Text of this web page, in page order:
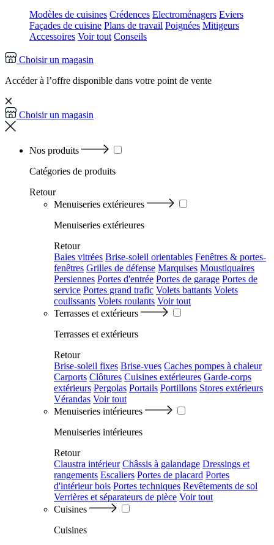
Modèles de cuisines Crédences Electroménagers Eviers
Façades de cuisine Plans de travail Poignées Mitigeurs
Accessoires Voir tout Conseils
Choisir un magasin
Accéder à l’offre disponible dans votre point de vente
Choisir un magasin
Nos produits
Catégories de produits
Retour
Menuiseries extérieures
Menuiseries extérieures
Retour
Baies vitrées Brise-soleil orientables Fenêtres & portes-
fenêtres Grilles de défense Marquises Moustiquaires
Persiennes Portes d'entrée Portes de garage Portes de
service Portes grand trafic Volets battants Volets
coulissants Volets roulants Voir tout
Terrasses et extérieurs
Terrasses et extérieurs
Retour
Brise-soleil fixes Brise-vues Caches pompes à chaleur
Carports Clôtures Cuisines extérieures Garde-corps
extérieurs Pergolas Portails Portillons Stores extérieurs
Vérandas Voir tout
Menuiseries intérieures
Menuiseries intérieures
Retour
Claustra intérieur Châssis à galandage Dressings et
rangements Escaliers Portes de placard Portes
d'intérieur bois Portes techniques Revêtements de sol
Verrières et séparateurs de pièce Voir tout
Cuisines
Cuisines